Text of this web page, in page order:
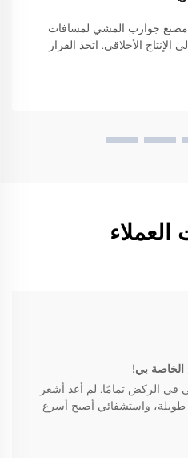
مصنع جوارب المشي لمسافات
الإنتاج الأخلاقي. اتخذ القرار
العملاء
بي!
في الركض تمامًا. لم أعد أشعر
طويلة، واستشفائي أصبح أسرع